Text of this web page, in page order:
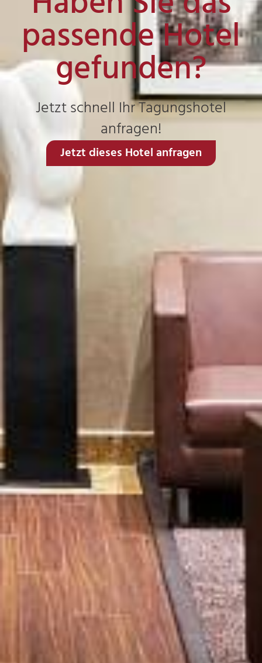
passende Hotel
gefunden?
Jetzt schnell Ihr Tagungshotel
anfragen!
Jetzt dieses Hotel anfragen